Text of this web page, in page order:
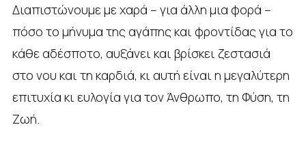
Διαπιστώνουμε με χαρά – για άλλη μια φορά –
πόσο το μήνυμα της αγάπης και φροντίδας για το
κάθε αδέσποτο, αυξάνει και βρίσκει ζεστασιά
στο νου και τη καρδιά, κι αυτή είναι η μεγαλύτερη
επιτυχία κι ευλογία για τον Άνθρωπο, τη Φύση, τη
Ζωή.